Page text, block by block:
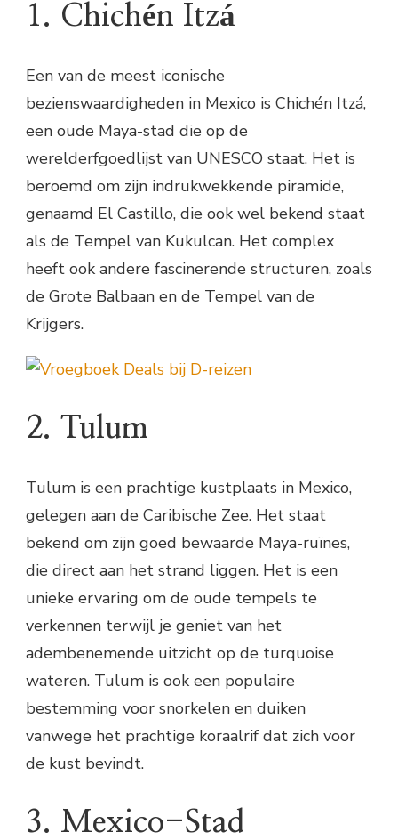
1. Chichén Itzá
Een van de meest iconische
bezienswaardigheden in Mexico is Chichén Itzá,
een oude Maya-stad die op de
werelderfgoedlijst van UNESCO staat. Het is
beroemd om zijn indrukwekkende piramide,
genaamd El Castillo, die ook wel bekend staat
als de Tempel van Kukulcan. Het complex
heeft ook andere fascinerende structuren, zoals
de Grote Balbaan en de Tempel van de
Krijgers.
2. Tulum
Tulum is een prachtige kustplaats in Mexico,
gelegen aan de Caribische Zee. Het staat
bekend om zijn goed bewaarde Maya-ruïnes,
die direct aan het strand liggen. Het is een
unieke ervaring om de oude tempels te
verkennen terwijl je geniet van het
adembenemende uitzicht op de turquoise
wateren. Tulum is ook een populaire
bestemming voor snorkelen en duiken
vanwege het prachtige koraalrif dat zich voor
de kust bevindt.
3. Mexico-Stad